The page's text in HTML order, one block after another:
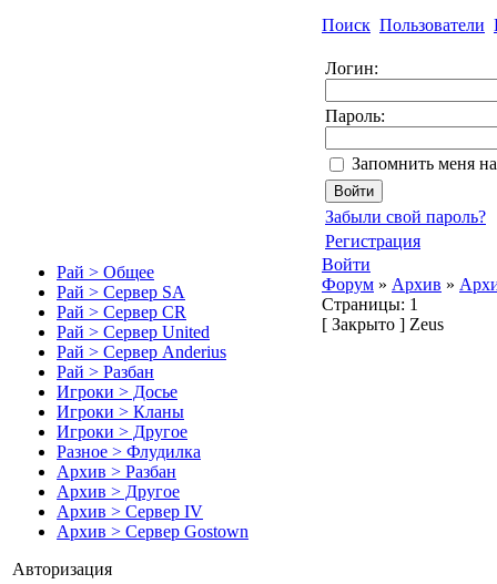
Рай > Общее
Рай > Сервер SA
Рай > Сервер CR
Рай > Сервер United
Рай > Сервер Anderius
Рай > Разбан
Игроки > Досье
Игроки > Кланы
Игроки > Другое
Разное > Флудилка
Архив > Разбан
Архив > Другое
Архив > Сервер IV
Архив > Сервер Gostown
Авторизация
Поиск Пользователи
Логин:
Пароль:
Запомнить меня
Забыли свой пароль?
Регистрация
Войти
Форум » Архив »
Страницы: 1
[ Закрыто ] Zeus